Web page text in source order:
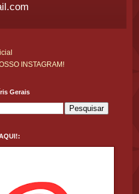
INSTAGRAM!
Gerais